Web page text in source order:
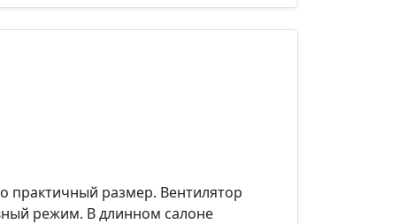
практичный размер. Вентилятор
режим. В длинном салоне